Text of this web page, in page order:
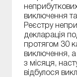
виключення
Реєстру
декларація
протягом 30
виключення,
з місяця,
відбулося